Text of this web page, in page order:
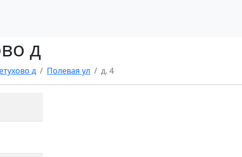
д
д Полевая ул д. 4